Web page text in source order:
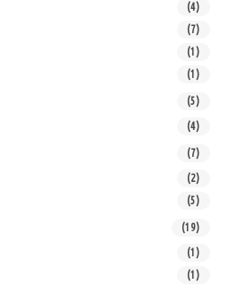
(4)
(7)
(1)
(1)
(5)
(4)
(7)
(2)
(5)
(19)
(1)
(1)